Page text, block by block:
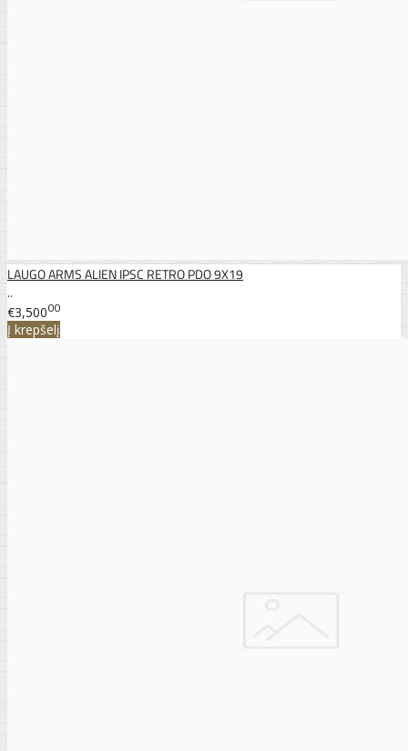
LAUGO ARMS ALIEN IPSC RETRO PDO 9X19
..
€3,50000
Į krepšelį